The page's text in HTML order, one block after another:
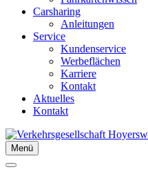
Carsharing
Anleitungen
Service
Kundenservice
Werbeflächen
Karriere
Kontakt
Aktuelles
Kontakt
Menü